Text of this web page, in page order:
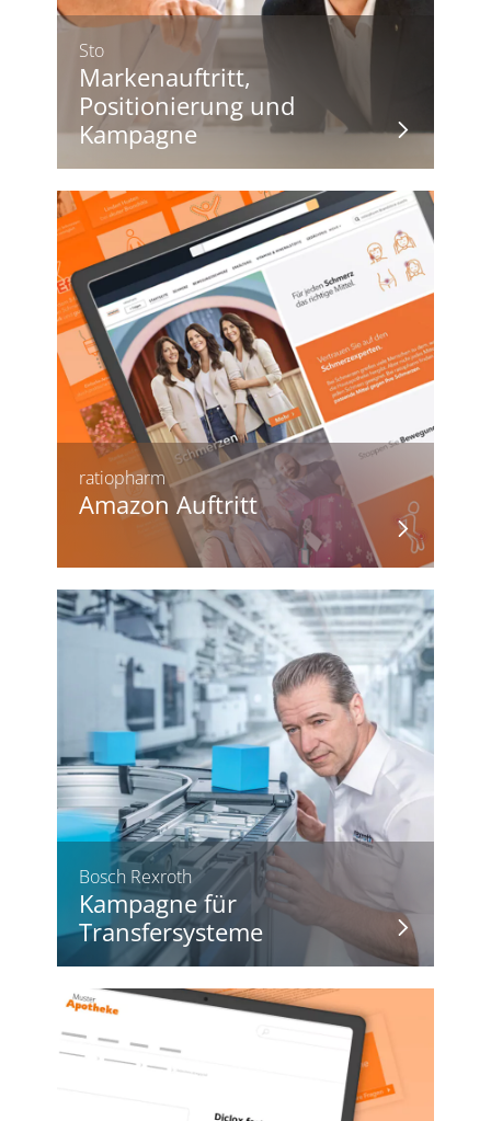
Sto
Markenauftritt,
Positionierung und
Kampagne
ratiopharm
Amazon Auftritt
Bosch Rexroth
Kampagne für
Transfersysteme